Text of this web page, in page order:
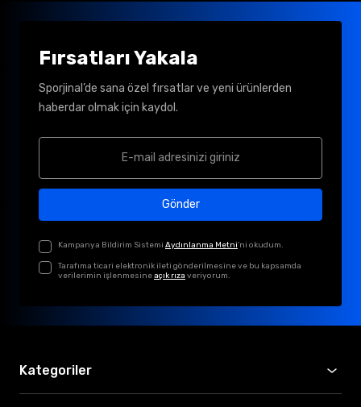
Fırsatları Yakala
Sporjinal’de sana özel fırsatlar ve yeni ürünlerden
haberdar olmak için kaydol.
Gönder
Kampanya Bildirim Sistemi Aydınlanma Metni'ni okudum.
Tarafıma ticari elektronik ileti gönderilmesine ve bu kapsamda
verilerimin işlenmesineaçık rıza veriyorum.
Kategoriler